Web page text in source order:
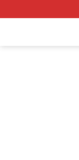
ke